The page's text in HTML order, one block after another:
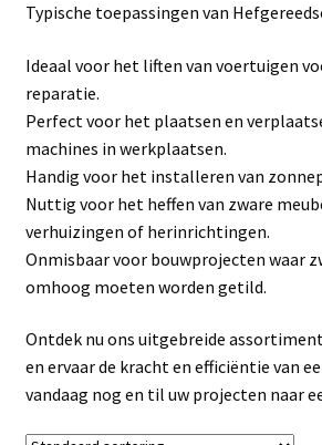
Linkpartners
Over Ons
Overzicht
Privacybeleid
Videos
Winkelwagen
Typische toepassingen van
Ideaal voor het liften van voertuigen
reparatie.
Perfect voor het plaatsen en
machines in werkplaatsen.
Handig voor het installeren van
Nuttig voor het heffen van zware
verhuizingen of herinrichtingen.
Onmisbaar voor bouwprojecten waar
omhoog moeten worden getild.
Ontdek nu ons uitgebreide
en ervaar de kracht en efficiëntie van
vandaag nog en til uw projecten naar